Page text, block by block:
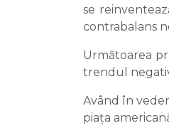
se
contrabalans
Următoarea
trendul
Având în
piața